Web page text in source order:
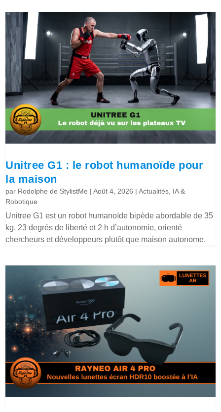
Unitree G1 : le robot humanoïde pour
la maison
par Rodolphe de StylistMe |Août 4, 2026 |Actualités, IA &
Robotique
Unitree G1 est un robot humanoïde bipède abordable de 35
kg, 23 degrés de liberté et 2 h d’autonomie, orienté
chercheurs et développeurs plutôt que maison autonome.